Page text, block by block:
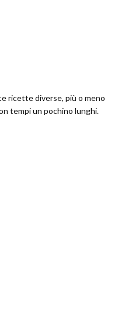
ricette diverse, più o meno
tempi un pochino lunghi.